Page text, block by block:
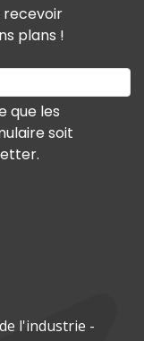
recevoir
plans !
que les
soit
l'industrie -